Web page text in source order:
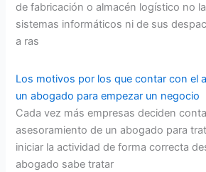
de fabricación o almacén logístico no
sistemas informáticos ni de sus
a ras
Los motivos por los que contar con el
un abogado para empezar un negocio
Cada vez más empresas deciden
asesoramiento de un abogado para
iniciar la actividad de forma correcta
abogado sabe tratar